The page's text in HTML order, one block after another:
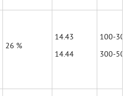
26 %
14.43
14.44
100-300
300-500